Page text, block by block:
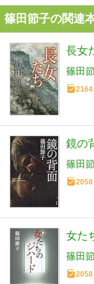
篠田節子の関連
長女
篠田
2164
鏡の
篠田
2058
女た
篠田
2058